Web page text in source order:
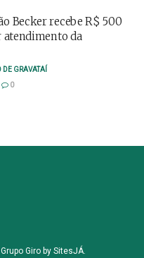
Becker recebe R$ 500
da
GRAVATAÍ
0
Giro by SitesJÁ.